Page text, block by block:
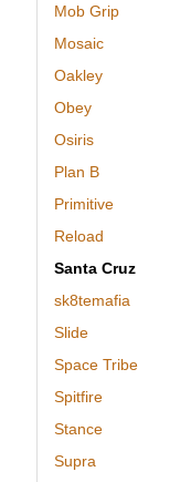
Mob Grip
Mosaic
Oakley
Obey
Osiris
Plan B
Primitive
Reload
Santa Cruz
sk8temafia
Slide
Space Tribe
Spitfire
Stance
Supra